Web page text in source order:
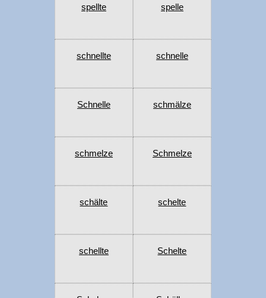
spellte spelle
schnellte schnelle
Schnelle schmälze
schmelze Schmelze
schälte schelte
schellte Schelte